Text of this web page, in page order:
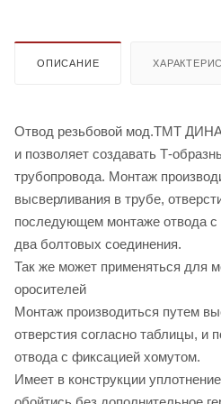
ОПИСАНИЕ
Отвод резьбовой мод.TMT
и позволяет создавать Т-
трубопровода. Монтаж
высверливания в трубе,
последующем монтаже отвода
два болтовых соединения.
Так же может применяться для
оросителей
Монтаж производиться путем
отверстия согласно таблицы,
отвода с фиксацией хомутом.
Имеет в конструкции